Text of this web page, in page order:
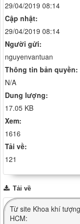
29/04/2019 08:14
Cập nhật:
29/04/2019 08:14
Người gửi:
nguyenvantuan
Thông tin bản quyền:
N/A
Dung lượng:
17.05 KB
Xem:
1616
Tải về:
121
Tải về
Từ site Khoa khí
HCM: